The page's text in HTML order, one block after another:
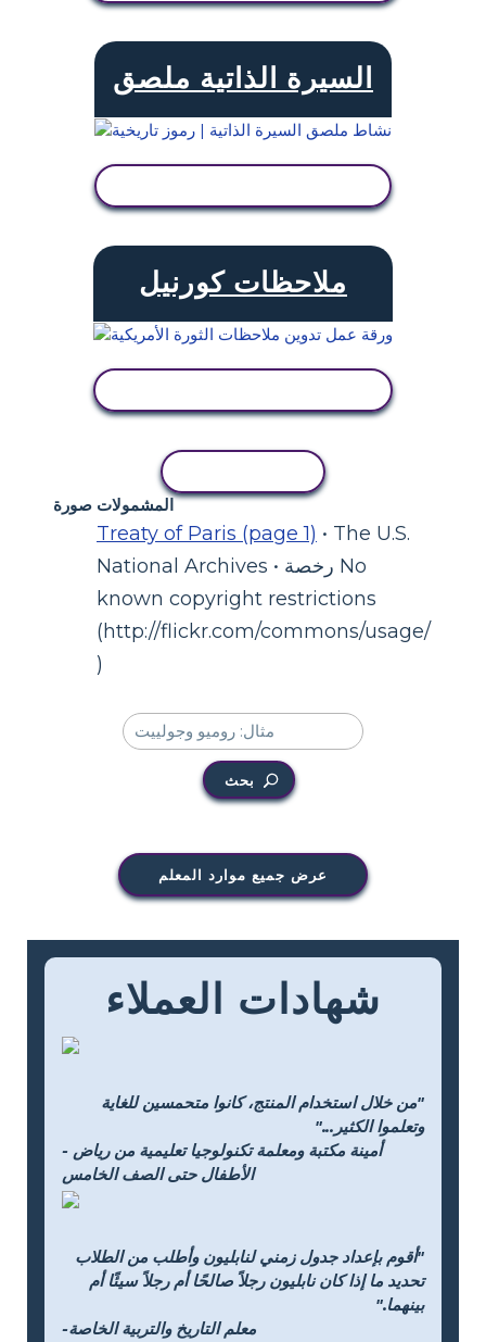
السيرة الذاتية ملصق
ملاحظات كورنيل
المشمولات صورة
Treaty of Paris (page 1) • The U.S.
National Archives • رخصة No
known copyright restrictions
(http://flickr.com/commons/usage/
)
بحث
عرض جميع موارد المعلم
شهادات العملاء
"من خلال استخدام المنتج، كانوا متحمسين للغاية
وتعلموا الكثير..."
- أمينة مكتبة ومعلمة تكنولوجيا تعليمية من رياض
الأطفال حتى الصف الخامس
"أقوم بإعداد جدول زمني لنابليون وأطلب من الطلاب
تحديد ما إذا كان نابليون رجلاً صالحًا أم رجلاً سيئًا أم
بينهما."
-معلم التاريخ والتربية الخاصة